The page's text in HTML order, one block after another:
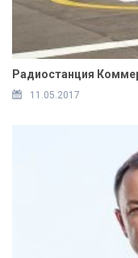
Радиостанция
11.05.2017